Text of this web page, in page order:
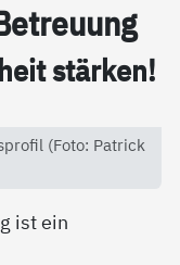
stär­ken!
(Foto: Patrick
ist ein